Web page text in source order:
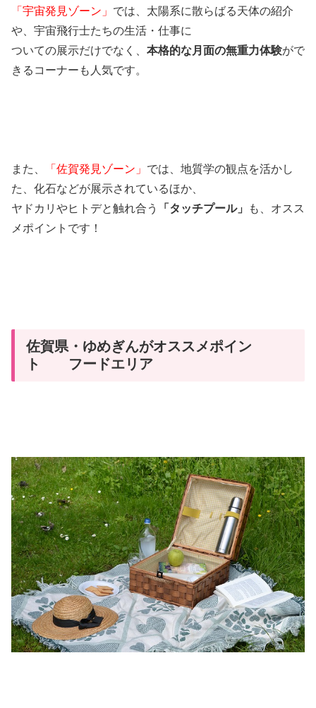
「宇宙発見ゾーン」 では、太陽系に散らばる天体の紹介
や、宇宙飛行士たちの生活・仕事に
ついての展示だけでなく、 本格的な月面の無重力体験がで
きるコーナーも人気です。
また、 「佐賀発見ゾーン」 では、地質学の観点を活かし
た、化石などが展示されているほか、
ヤドカリやヒトデと触れ合う
「タッチプール」
も、オスス
メポイントです！
佐賀県・ゆめぎんがオススメポイン
ト フードエリア